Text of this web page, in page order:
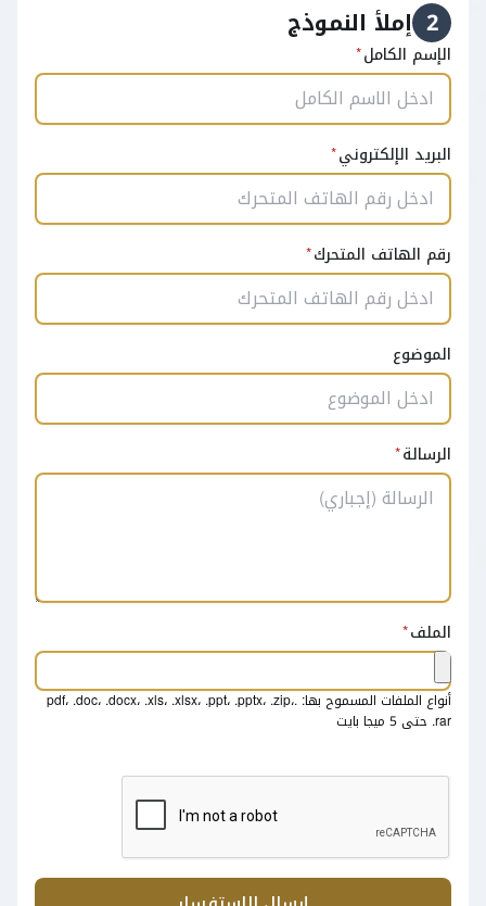
2 إملأ النموذج
الإسم الكامل
البريد الإلكتروني
رقم الهاتف المتحرك
الموضوع
الرسالة
الملف
أنواع الملفات المسموح بها: .pdf، .doc، .docx، .xls، .xlsx، .ppt، .pptx، .zip،
.rar حتى 5 ميجا بايت